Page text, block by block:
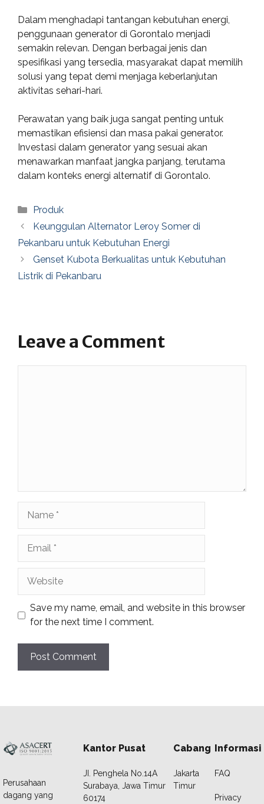
Dalam menghadapi tantangan kebutuhan energi,
penggunaan generator di Gorontalo menjadi
semakin relevan. Dengan berbagai jenis dan
spesifikasi yang tersedia, masyarakat dapat memilih
solusi yang tepat demi menjaga keberlanjutan
aktivitas sehari-hari.
Perawatan yang baik juga sangat penting untuk
memastikan efisiensi dan masa pakai generator.
Investasi dalam generator yang sesuai akan
menawarkan manfaat jangka panjang, terutama
dalam konteks energi alternatif di Gorontalo.
Categories
Produk
Keunggulan Alternator Leroy Somer di
Pekanbaru untuk Kebutuhan Energi
Genset Kubota Berkualitas untuk Kebutuhan
Listrik di Pekanbaru
Leave a Comment
Save my name, email, and website in this browser
for the next time I comment.
Perusahaan
dagang yang
Kantor Pusat
JI. Penghela No.14A
Surabaya, Jawa Timur
60174
Cabang
Jakarta
Timur
Informasi
FAQ
Privacy